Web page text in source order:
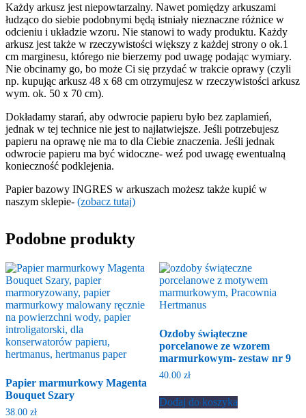
Każdy arkusz jest niepowtarzalny. Nawet pomiędzy arkuszami
łudząco do siebie podobnymi będą istniały nieznaczne różnice w
odcieniu i układzie wzoru. Nie stanowi to wady produktu. Każdy
arkusz jest także w rzeczywistości większy z każdej strony o ok.1
cm marginesu, którego nie bierzemy pod uwagę podając wymiary.
Nie obcinamy go, bo może Ci się przydać w trakcie oprawy (czyli
np. kupując arkusz 48 x 68 cm otrzymujesz w rzeczywistości arkusz
wym. ok. 50 x 70 cm).
Dokładamy starań, aby odwrocie papieru było bez zaplamień,
jednak w tej technice nie jest to najłatwiejsze. Jeśli potrzebujesz
papieru na oprawę nie ma to dla Ciebie znaczenia. Jeśli jednak
odwrocie papieru ma być widoczne- weź pod uwagę ewentualną
konieczność podklejenia.
Papier bazowy INGRES w arkuszach możesz także kupić w
naszym sklepie- (zobacz tutaj)
Podobne produkty
Papier marmurkowy Magenta
Bouquet Szary
38.00 zł
Ozdoby świąteczne
porcelanowe ze wzorem
marmurkowym- zestaw nr 9
40.00 zł
Dodaj do koszyka